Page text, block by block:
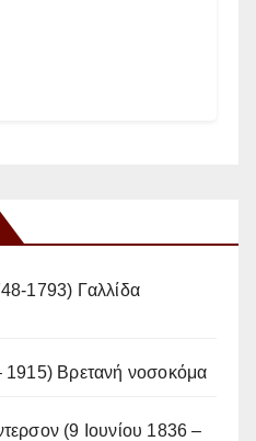
1793) Γαλλίδα
1915) Βρετανή νοσοκόμα
(9 Ιουνίου 1836 –